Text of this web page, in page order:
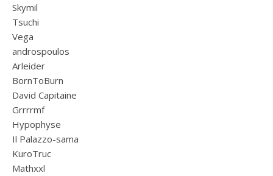
Skymil
Tsuchi
Vega
androspoulos
Arleider
BornToBurn
David Capitaine
Grrrrmf
Hypophyse
Il Palazzo-sama
KuroTruc
Mathxxl